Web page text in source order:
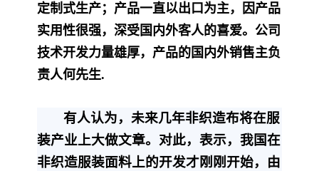
定制式生产；产品一直以出口为主，因产品
实用性很强，深受国内外客人的喜爱。公司
技术开发力量雄厚，产品的国内外销售主负
责人何先生.
有人认为，未来几年非织造布将在服
装产业上大做文章。对此，表示，我国在
非织造服装面料上的开发才刚刚开始，由